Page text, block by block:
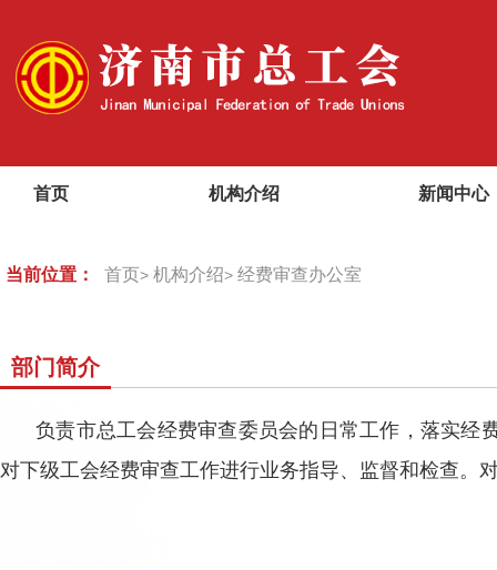
首页 机构介绍 新闻中心
当前位置： 首页> 机构介绍> 经费审查办公室
部门简介
负责市总工会经费审查委员会的日常工作，落实经
对下级工会经费审查工作进行业务指导、监督和检查。